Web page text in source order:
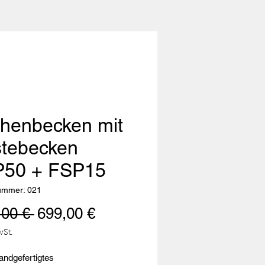
mit
+ FSP15
021
€ Standardpreis
699,00 €Sale-